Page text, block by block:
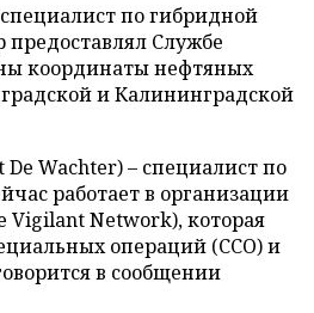
по гибридной
предоставлял Службе
координаты нефтяных
и Калининградской
De Wachter) – специалист по
работает в организации
Vigilant Network), которая
операций (ССО) и
в сообщении